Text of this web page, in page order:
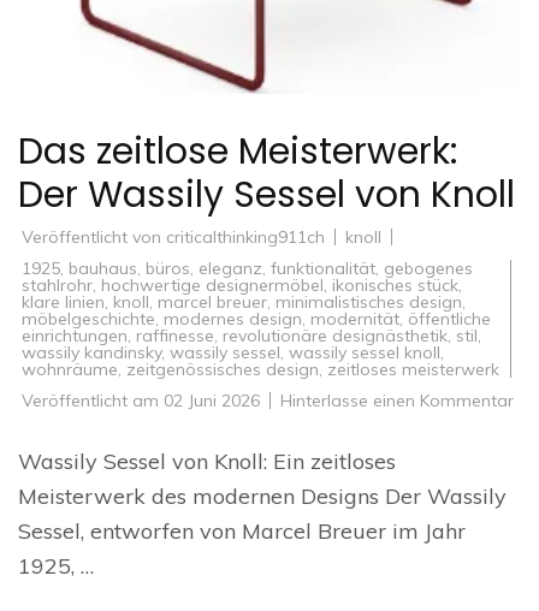
Das zeitlose Meisterwerk:
Der Wassily Sessel von Knoll
Veröffentlicht von criticalthinking911ch
knoll
1925, bauhaus, büros, eleganz, funktionalität, gebogenes
stahlrohr, hochwertige designermöbel, ikonisches stück,
klare linien, knoll, marcel breuer, minimalistisches design,
möbelgeschichte, modernes design, modernität, öffentliche
einrichtungen, raffinesse, revolutionäre designästhetik, stil,
wassily kandinsky, wassily sessel, wassily sessel knoll,
wohnräume, zeitgenössisches design, zeitloses meisterwerk
Veröffentlicht am 02 Juni 2026 Hinterlasse einen Kommentarzu
Wassily Sessel von Knoll: Ein zeitloses
Meisterwerk des modernen Designs Der Wassily
Sessel, entworfen von Marcel Breuer im Jahr
1925, …